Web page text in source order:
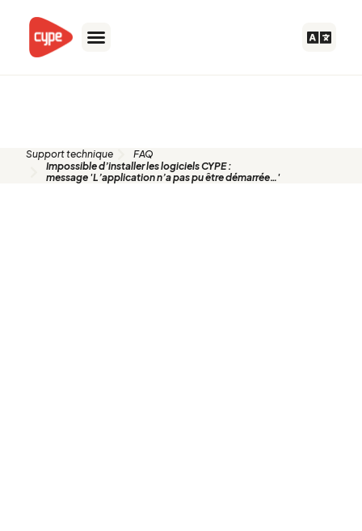
contenu
Support technique
FAQ
Impossible d’installer les logiciels CYPE :
message 'L’application n’a pas pu être démarrée…'